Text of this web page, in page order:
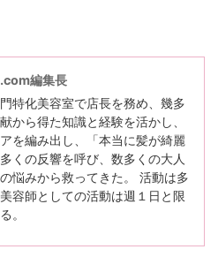
編集長
特化美容室で店長を務め、幾多
から得た知識と経験を活かし、
を編み出し、「本当に髪が綺麗
くの反響を呼び、数多くの大人
悩みから救ってきた。 活動は多
容師としての活動は週１日と限
。